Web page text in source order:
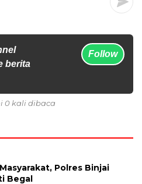
berita
Follow
0 kali dibaca
Polres Binjai
Begal